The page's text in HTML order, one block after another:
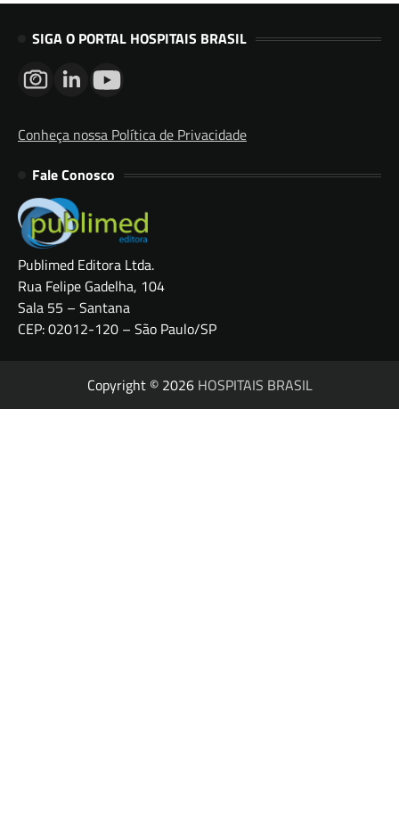
SIGA O PORTAL HOSPITAIS BRASIL
Conheça nossa Política de Privacidade
Fale Conosco
Publimed Editora Ltda.
Rua Felipe Gadelha, 104
Sala 55 – Santana
CEP: 02012-120 – São Paulo/SP
Copyright © 2026 HOSPITAIS BRASIL